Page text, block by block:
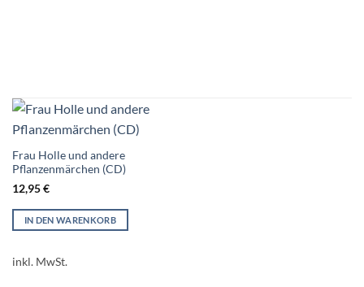
Frau Holle und andere
Pflanzenmärchen (CD)
12,95€
IN DEN WARENKORB
inkl. MwSt.